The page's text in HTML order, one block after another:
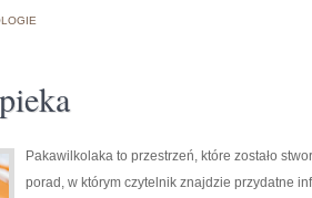
Pakawilkolaka to przestrzeń, które zostało
porad, w którym czytelnik znajdzie przydatne